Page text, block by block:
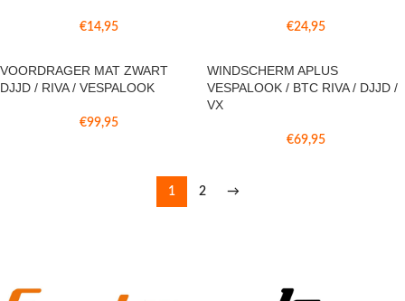
€14,95 €24,95
VOORDRAGER MAT ZWART
DJJD / RIVA / VESPALOOK
€99,95
WINDSCHERM APLUS
VESPALOOK / BTC RIVA / DJJD /
VX
€69,95
1 2 →